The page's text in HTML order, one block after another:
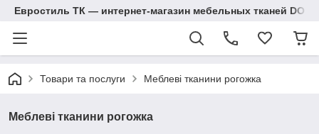
Евростиль ТК — интернет-магазин мебельных тканей
Товари та послуги Меблеві тканини рогожка
Меблеві тканини рогожка